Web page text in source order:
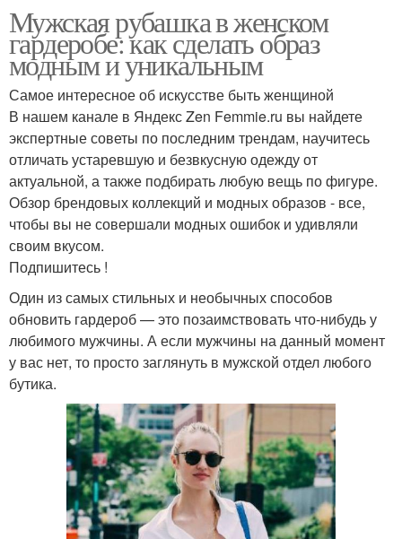
Мужская рубашка в женском
гардеробе: как сделать образ
модным и уникальным
Самое интересное об искусстве быть женщиной
В нашем канале в Яндекс Zen Femmie.ru вы найдете
экспертные советы по последним трендам, научитесь
отличать устаревшую и безвкусную одежду от
актуальной, а также подбирать любую вещь по фигуре.
Обзор брендовых коллекций и модных образов - все,
чтобы вы не совершали модных ошибок и удивляли
своим вкусом.
Подпишитесь !
Один из самых стильных и необычных способов
обновить гардероб — это позаимствовать что-нибудь у
любимого мужчины. А если мужчины на данный момент
у вас нет, то просто заглянуть в мужской отдел любого
бутика.